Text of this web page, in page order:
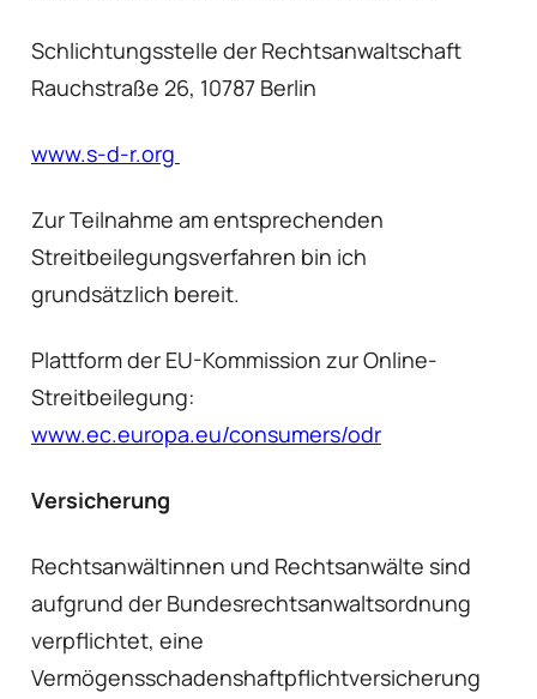
Schlichtungsstelle der Rechtsanwaltschaft
Rauchstraße 26, 10787 Berlin
www.s-d-r.org
Zur Teilnahme am entsprechenden
Streitbeilegungsverfahren bin ich
grundsätzlich bereit.
Plattform der EU-Kommission zur Online-
Streitbeilegung:
www.ec.europa.eu/consumers/odr
Versicherung
Rechtsanwältinnen und Rechtsanwälte sind
aufgrund der Bundesrechtsanwaltsordnung
verpflichtet, eine
Vermögensschadenshaftpflichtversicherung